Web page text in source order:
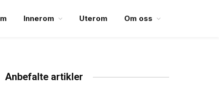
Innerom Uterom Om oss
Anbefalte artikler